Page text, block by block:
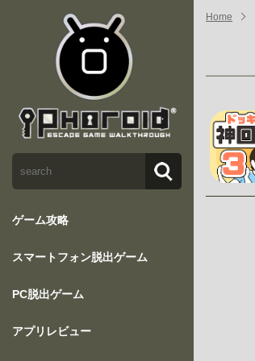
ゲーム攻略
スマートフォン脱出ゲーム
PC脱出ゲーム
アプリレビュー
Home